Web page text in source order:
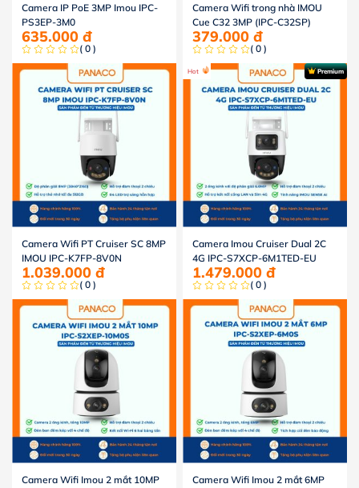
Camera IP PoE 3MP Imou IPC-
PS3EP-3M0
635.000 đ
( 0 )
Camera Wifi trong nhà IMOU
Cue C32 3MP (IPC-C32SP)
379.000 đ
( 0 )
Camera Wifi PT Cruiser SC 8MP
IMOU IPC-K7FP-8V0N
1.039.000 đ
( 0 )
Hot Premium
Camera Imou Cruiser Dual 2C
4G IPC-S7XCP-6M1TED-EU
1.479.000 đ
( 0 )
Camera Wifi Imou 2 mắt 10MP
Camera Wifi Imou 2 mắt 6MP